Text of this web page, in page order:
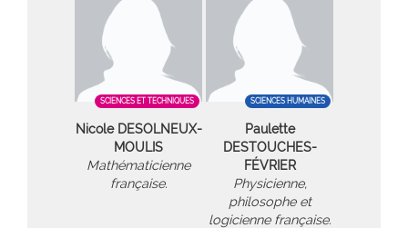
SCIENCES ET TECHNIQUES
Nicole DESOLNEUX-
MOULIS
Mathématicienne
française.
SCIENCES HUMAINES
Paulette
DESTOUCHES-
FÉVRIER
Physicienne,
philosophe et
logicienne française.